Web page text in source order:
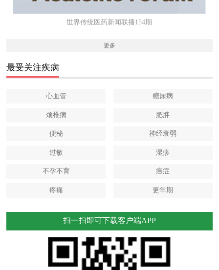
世界传统医药新闻联播154期
更多
最受关注疾病
心血管 糖尿病
颈椎病 肥胖
便秘 神经衰弱
过敏 湿疹
不孕不育 癌症
疼痛 更年期
扫一扫即可下载客户端APP